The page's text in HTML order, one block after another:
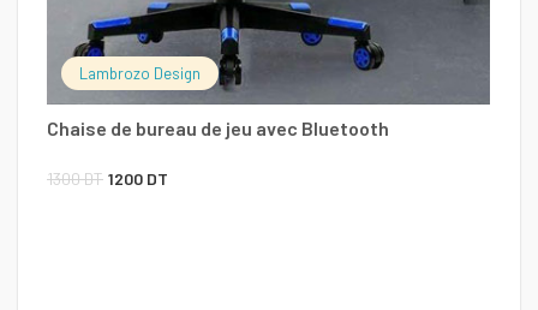
Lambrozo Design
Chaise de bureau de jeu avec Bluetooth
1300DT Le
1200 DT